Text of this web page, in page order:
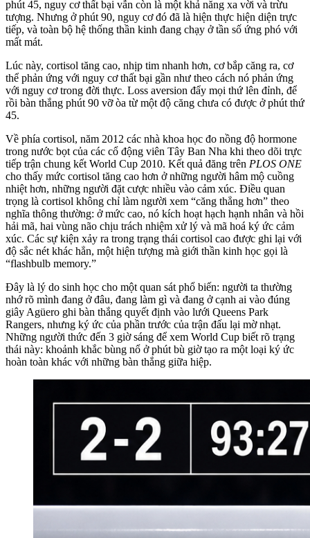
phút 45, nguy cơ thất bại vẫn còn là một khả năng xa vời và trừu
tượng. Nhưng ở phút 90, nguy cơ đó đã là hiện thực hiện diện trực
tiếp, và toàn bộ hệ thống thần kinh đang chạy ở tần số ứng phó với
mất mát.
Lúc này, cortisol tăng cao, nhịp tim nhanh hơn, cơ bắp căng ra, cơ
thể phản ứng với nguy cơ thất bại gần như theo cách nó phản ứng
với nguy cơ trong đời thực. Loss aversion đẩy mọi thứ lên đỉnh, để
rồi bàn thắng phút 90 vỡ òa từ một độ căng chưa có được ở phút thứ
45.
Về phía cortisol, năm 2012 các nhà khoa học đo nồng độ hormone
trong nước bọt của các cổ động viên Tây Ban Nha khi theo dõi trực
tiếp trận chung kết World Cup 2010. Kết quả đăng trên PLOS ONE
cho thấy mức cortisol tăng cao hơn ở những người hâm mộ cuồng
nhiệt hơn, những người đặt cược nhiều vào cảm xúc. Điều quan
trọng là cortisol không chỉ làm người xem “căng thẳng hơn” theo
nghĩa thông thường: ở mức cao, nó kích hoạt hạch hạnh nhân và hồi
hải mã, hai vùng não chịu trách nhiệm xử lý và mã hoá ký ức cảm
xúc. Các sự kiện xảy ra trong trạng thái cortisol cao được ghi lại với
độ sắc nét khác hẳn, một hiện tượng mà giới thần kinh học gọi là
“flashbulb memory.”
Đây là lý do sinh học cho một quan sát phổ biến: người ta thường
nhớ rõ mình đang ở đâu, đang làm gì và đang ở cạnh ai vào đúng
giây Agüero ghi bàn thắng quyết định vào lưới Queens Park
Rangers, nhưng ký ức của phần trước của trận đấu lại mờ nhạt.
Những người thức đến 3 giờ sáng để xem World Cup biết rõ trạng
thái này: khoảnh khắc bùng nổ ở phút bù giờ tạo ra một loại ký ức
hoàn toàn khác với những bàn thắng giữa hiệp.